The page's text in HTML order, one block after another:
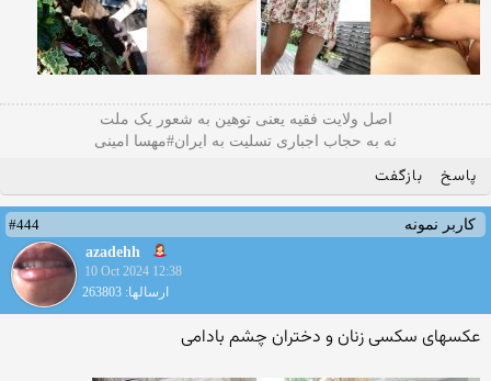
اصل ولایت فقیه یعنی‌ توهین به شعور یک ملت
نه به حجاب اجباری تسلیت به ایران#مهسا امینی
پاسخ بازگفت
کاربر نمونه
#444
azadehh
10 Oct 2024 12:38
ارسالها: 263803
عکسهای سکسی زنان و دختران چشم بادامی